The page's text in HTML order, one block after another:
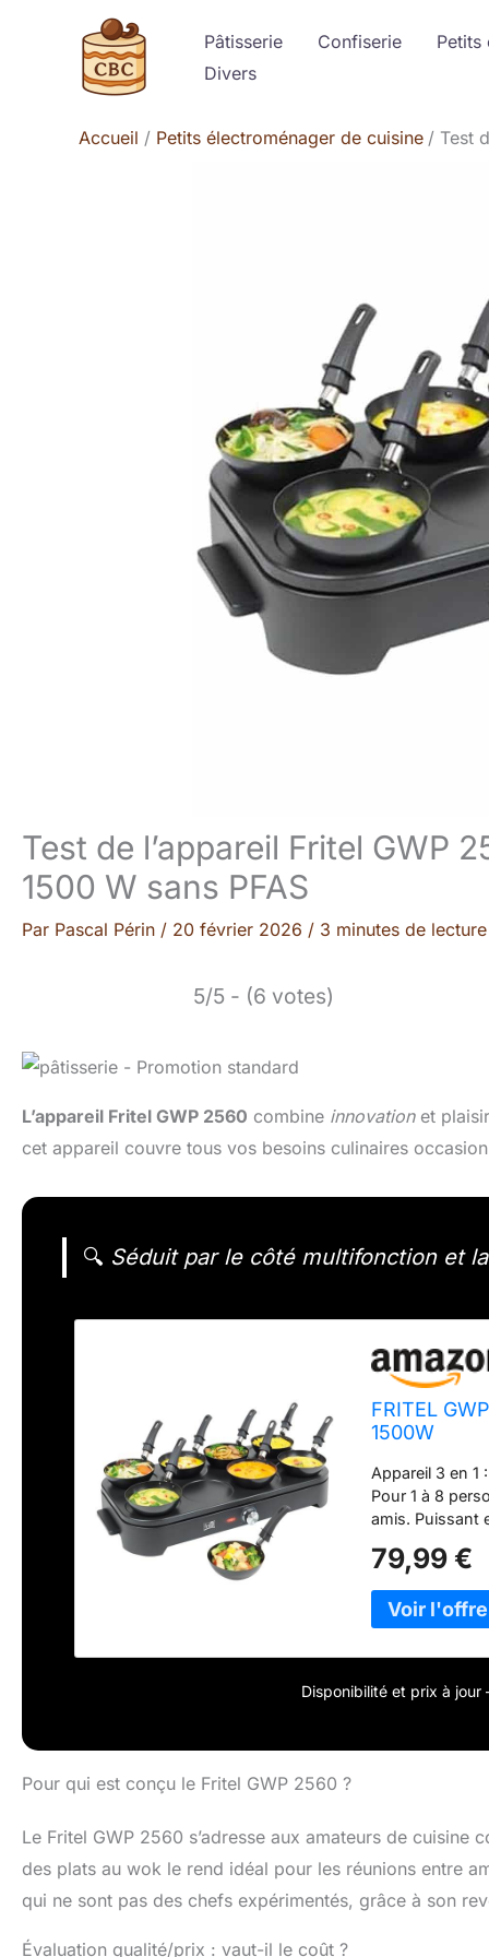
Pâtisserie Confiserie
Petits
Divers
Accueil Petits électroménager de cuisine Test
Test de l’appareil Fritel GWP
1500 W sans PFAS
Par Pascal Périn / 20 février 2026 / 3 minutes de lecture
5/5 - (6 votes)
L’appareil Fritel GWP 2560 combine innovationet
cet appareil couvre tous vos besoins culinaires
🔍 Séduit par le côté multifonction et
FRITEL
1500W
Appareil 3 en 1
Pour 1 à 8
amis. Puissant
et poignées
spatules –
79,99 €
Disponibilité et prix à jour
Pour qui est conçu le Fritel GWP 2560 ?
Le Fritel GWP 2560 s’adresse aux amateurs de
des plats au wok le rend idéal pour les réunions entre
qui ne sont pas des chefs expérimentés, grâce à son
Évaluation qualité/prix : vaut-il le coût ?